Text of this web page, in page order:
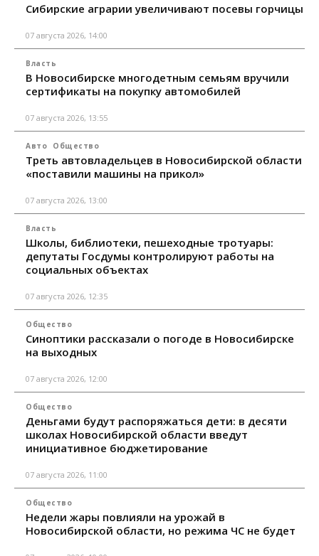
Сибирские аграрии увеличивают посевы горчицы
07 августа 2026, 14:00
Власть
В Новосибирске многодетным семьям вручили
сертификаты на покупку автомобилей
07 августа 2026, 13:55
Авто Общество
Треть автовладельцев в Новосибирской области
«поставили машины на прикол»
07 августа 2026, 13:00
Власть
Школы, библиотеки, пешеходные тротуары:
депутаты Госдумы контролируют работы на
социальных объектах
07 августа 2026, 12:35
Общество
Синоптики рассказали о погоде в Новосибирске
на выходных
07 августа 2026, 12:00
Общество
Деньгами будут распоряжаться дети: в десяти
школах Новосибирской области введут
инициативное бюджетирование
07 августа 2026, 11:00
Общество
Недели жары повлияли на урожай в
Новосибирской области, но режима ЧС не будет